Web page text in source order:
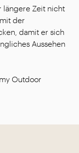
längere Zeit nicht
der
damit er sich
Aussehen
Outdoor